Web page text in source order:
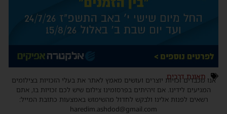
תאונת דרכים
אנו מכבדים זכויות יוצרים ועושים מאמץ לאתר את בעלי הזכויות בצילומים
המגיעים לידינו. אם זיהיתים בפרסומינו צילום שיש לכם זכויות בו, אתם
רשאים לפנות אלינו ולבקש לחדול מהשימוש באמצעות כתובת המייל:
haredim.ashdod@gmail.com